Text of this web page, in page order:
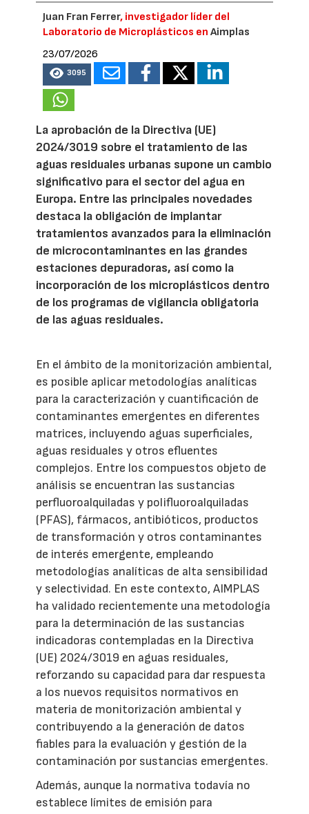
Juan Fran Ferrer, investigador líder del
Laboratorio de Microplásticos enAimplas
23/07/2026
3095
La aprobación de la Directiva (UE)
2024/3019 sobre el tratamiento de las
aguas residuales urbanas supone un cambio
significativo para el sector del agua en
Europa. Entre las principales novedades
destaca la obligación de implantar
tratamientos avanzados para la eliminación
de microcontaminantes en las grandes
estaciones depuradoras, así como la
incorporación de los microplásticos dentro
de los programas de vigilancia obligatoria
de las aguas residuales.
En el ámbito de la monitorización ambiental,
es posible aplicar metodologías analíticas
para la caracterización y cuantificación de
contaminantes emergentes en diferentes
matrices, incluyendo aguas superficiales,
aguas residuales y otros efluentes
complejos. Entre los compuestos objeto de
análisis se encuentran las sustancias
perfluoroalquiladas y polifluoroalquiladas
(PFAS), fármacos, antibióticos, productos
de transformación y otros contaminantes
de interés emergente, empleando
metodologías analíticas de alta sensibilidad
y selectividad. En este contexto, AIMPLAS
ha validado recientemente una metodología
para la determinación de las sustancias
indicadoras contempladas en la Directiva
(UE) 2024/3019 en aguas residuales,
reforzando su capacidad para dar respuesta
a los nuevos requisitos normativos en
materia de monitorización ambiental y
contribuyendo a la generación de datos
fiables para la evaluación y gestión de la
contaminación por sustancias emergentes.
Además, aunque la normativa todavía no
establece límites de emisión para